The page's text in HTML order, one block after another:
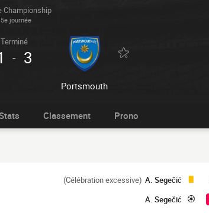
Championship
journée
Terminé
- 3
Portsmouth
Classement Prono
A. Segečić
(Célébration excessive)
A. Segečić